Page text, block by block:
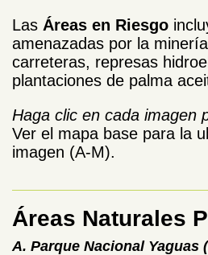
Las Áreas en Riesgo
amenazadas por la
carreteras, represas
plantaciones de palma
Haga clic en cada imagen
Ver el mapa base para la
imagen (A-M).
Áreas Naturales
A. Parque Nacional Yaguas